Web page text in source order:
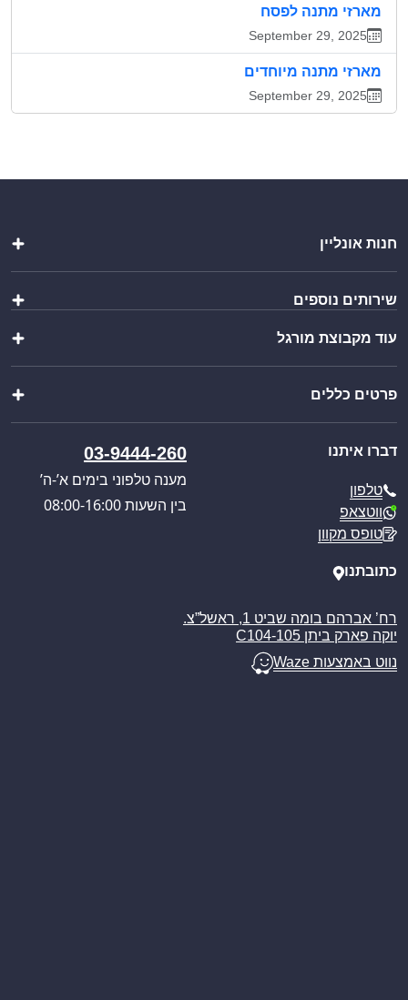
מארזי מתנה לפסח
September 29, 2025
מארזי מתנה מיוחדים
September 29, 2025
חנות אונליין
כלי אוכל ושתייה
מתנות
מוצרים לבית
מוצרי שטח וקמפינג
שירותים נוספים
יצירת מארז
קטלוג מוצרים
כניסה לאזור אישי
עוד מקבוצת מורגל
צ’יינה סטיל
וואנגו קרוואנים
מורגל אתר הבית
פרטים כללים
תקנון האתר
מדיניות משלוחים
ביטול עסקה
מאמרים
דברו איתנו
טלפון
ווטצאפ
טופס מקוון
03-9444-260
מענה טלפוני בימים א’-ה’
בין השעות 08:00-16:00
כתובתנו
רח’ אברהם בומה שביט 1, ראשל”צ.
יוקה פארק ביתן C104-105
נווט באמצעות Waze